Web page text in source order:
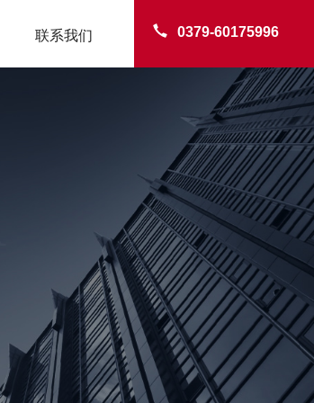
0379-60175996
联系我们